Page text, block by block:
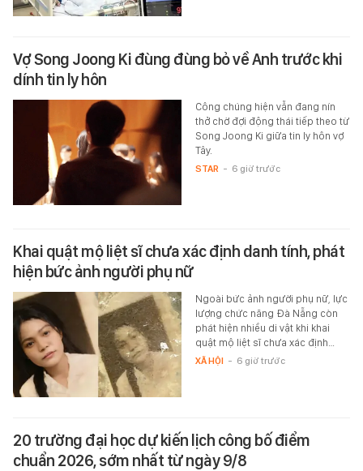
Vợ Song Joong Ki đùng đùng bỏ về Anh trước khi
dính tin ly hôn
Công chúng hiện vẫn đang nín
thở chờ đợi động thái tiếp theo từ
Song Joong Ki giữa tin ly hôn vợ
Tây.
STAR - 6 giờ trước
Khai quật mộ liệt sĩ chưa xác định danh tính, phát
hiện bức ảnh người phụ nữ
Ngoài bức ảnh người phụ nữ, lực
lượng chức năng Đà Nẵng còn
phát hiện nhiều di vật khi khai
quật mộ liệt sĩ chưa xác định…
XÃ HỘI - 6 giờ trước
20 trường đại học dự kiến lịch công bố điểm
chuẩn 2026, sớm nhất từ ngày 9/8